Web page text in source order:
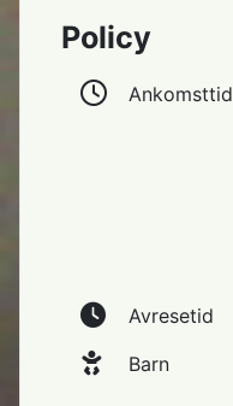
Policy
Ankomsttid
Avresetid
Barn